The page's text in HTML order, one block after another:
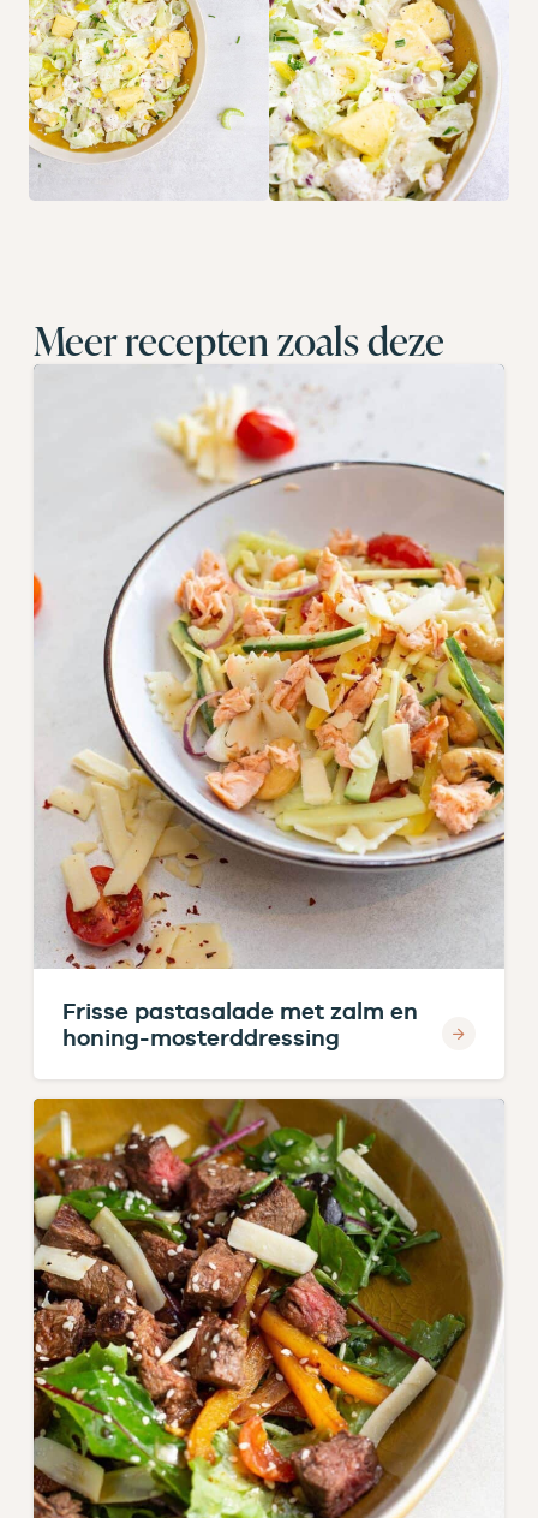
Meer recepten zoals deze
Frisse pastasalade met zalm en
honing-mosterddressing